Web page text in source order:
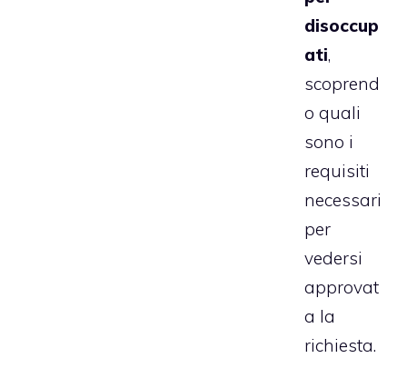
disoccup
ati,
scoprend
o quali
sono i
requisiti
necessari
per
vedersi
approvat
a la
richiesta.